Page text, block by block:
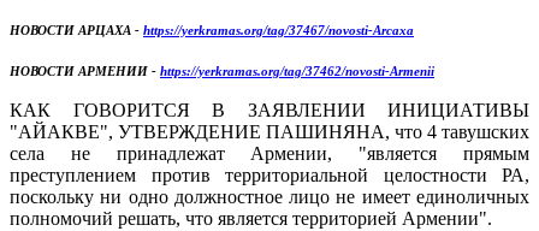
НОВОСТИ АРЦАХА - https://yerkramas.org/tag/37467/novosti-Arcaxa
НОВОСТИ АРМЕНИИ - https://yerkramas.org/tag/37462/novosti-Armenii
КАК ГОВОРИТСЯ В ЗАЯВЛЕНИИ ИНИЦИАТИВЫ
"АЙАКВЕ", УТВЕРЖДЕНИЕ ПАШИНЯНА, что 4 тавушских
села не принадлежат Армении, "является прямым
преступлением против территориальной целостности РА,
поскольку ни одно должностное лицо не имеет единоличных
полномочий решать, что является территорией Армении".